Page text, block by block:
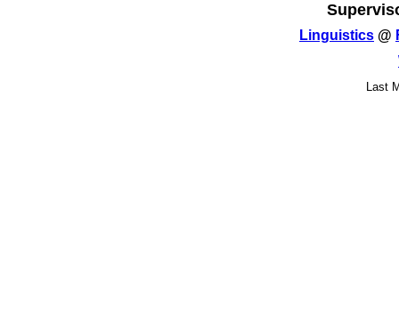
Linguistics @
Last